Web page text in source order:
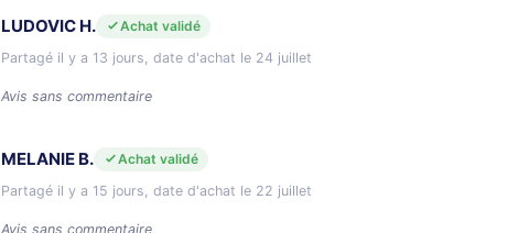
LUDOVIC H.
Achat validé
Partagé il y a 13 jours, date d'achat le 24 juillet
Avis sans commentaire
MELANIE B.
Achat validé
Partagé il y a 15 jours, date d'achat le 22 juillet
Avis sans commentaire